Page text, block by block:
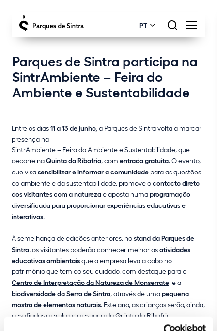
PT
Parques de Sintra participa na
SintrAmbiente – Feira do
Ambiente e Sustentabilidade
Entre os dias11 a 13 de junho, a Parques de Sintra volta a marcar
presença na
SintrAmbiente – Feira do Ambiente e Sustentabilidade, que
decorre naQuinta da Ribafria, com entrada gratuita. O evento,
que visasensibilizar e informar a comunidade para as questões
do ambiente e da sustentabilidade, promove ocontacto direto
dos visitantes com a naturezae aposta numaprogramação
diversificada para proporcionar experiências educativas e
interativas.
À semelhança de edições anteriores, nostand da Parques de
Sintra, os visitantes poderão conhecer melhor asatividades
educativas ambientaisque a empresa leva a cabo no
património que tem ao seu cuidado, com destaque para o
Centro de Interpretação da Natureza de Monserrate, e a
biodiversidade da Serra de Sintra, através de umapequena
mostra de elementos naturais. Este ano, as crianças serão, ainda,
desafiadas a explorar o espaço da Quinta da Ribafria
, que convida à